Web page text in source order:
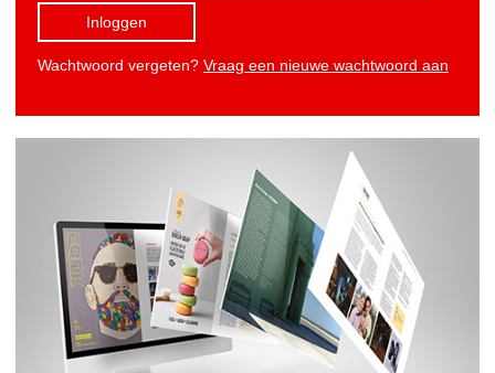
Inloggen
Wachtwoord vergeten? Vraag een nieuwe wachtwoord aan